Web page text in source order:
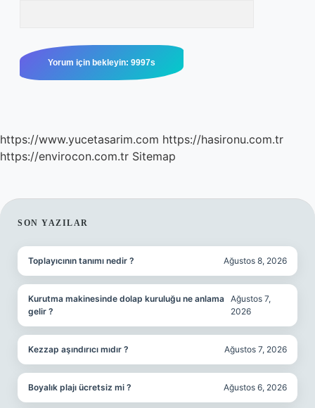
https://www.yucetasarim.com https://hasironu.com.tr
https://envirocon.com.tr Sitemap
SIDEBAR
SON YAZILAR
Toplayıcının tanımı nedir ? Ağustos 8, 2026
Kurutma makinesinde dolap kuruluğu ne anlama
gelir ?
Ağustos 7,
2026
Kezzap aşındırıcı mıdır ? Ağustos 7, 2026
Boyalık plajı ücretsiz mi ? Ağustos 6, 2026